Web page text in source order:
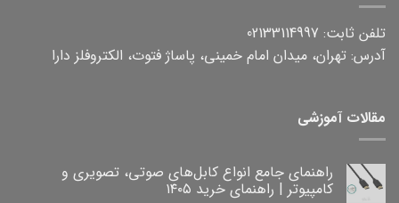
تلفن ثابت: 02133114997
آدرس: تهران، میدان امام خمینی، پاساژ فتوت، الکتروفلز دارا
مقالات آموزشی
راهنمای جامع انواع کابل‌های صوتی، تصویری و
کامپیوتر | راهنمای خرید ۱۴۰۵